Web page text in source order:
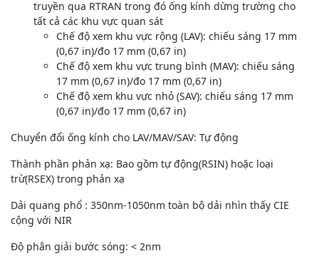
truyền qua RTRAN trong đó ống kính dừng trường cho
tất cả các khu vực quan sát
Chế độ xem khu vực rộng (LAV): chiếu sáng 17 mm
(0,67 in)/đo 17 mm (0,67 in)
Chế độ xem khu vực trung bình (MAV): chiếu sáng
17 mm (0,67 in)/đo 17 mm (0,67 in)
Chế độ xem khu vực nhỏ (SAV): chiếu sáng 17 mm
(0,67 in)/đo 17 mm (0,67 in)
Chuyển đổi ống kính cho LAV/MAV/SAV: Tự động
Thành phần phản xạ: Bao gồm tự động(RSIN) hoặc loại
trừ(RSEX) trong phản xạ
Dải quang phổ : 350nm-1050nm toàn bộ dải nhìn thấy CIE
cộng với NIR
Độ phân giải bước sóng: < 2nm